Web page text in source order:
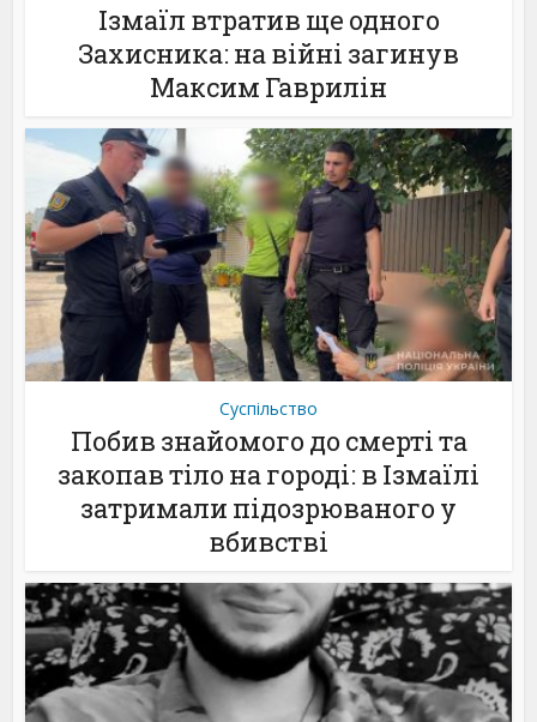
Ізмаїл втратив ще одного
Захисника: на війні загинув
Максим Гаврилін
Суспільство
Побив знайомого до смерті та
закопав тіло на городі: в Ізмаїлі
затримали підозрюваного у
вбивстві